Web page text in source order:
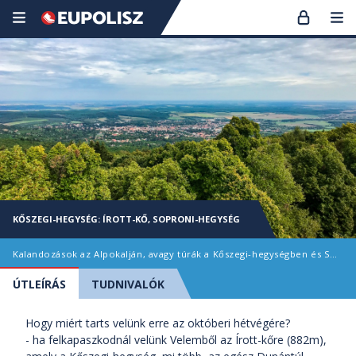
KŐSZEGI-HEGYSÉG: ÍROTT-KŐ, SOPRONI-HEGYSÉG
Kalandozások az Alpokalján, avagy túrák a Kőszegi-hegységben és Soproni-hegységben
ÚTLEÍRÁS TUDNIVALÓK
Hogy miért tarts velünk erre az októberi hétvégére?
- ha felkapaszkodnál velünk Velemből az Írott-kőre (882m),